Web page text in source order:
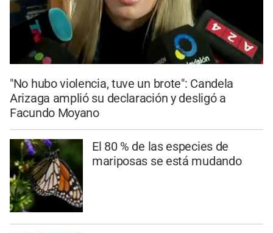
"No hubo violencia, tuve un brote": Candela
Arizaga amplió su declaración y desligó a
Facundo Moyano
El 80 % de las especies de
mariposas se está mudando